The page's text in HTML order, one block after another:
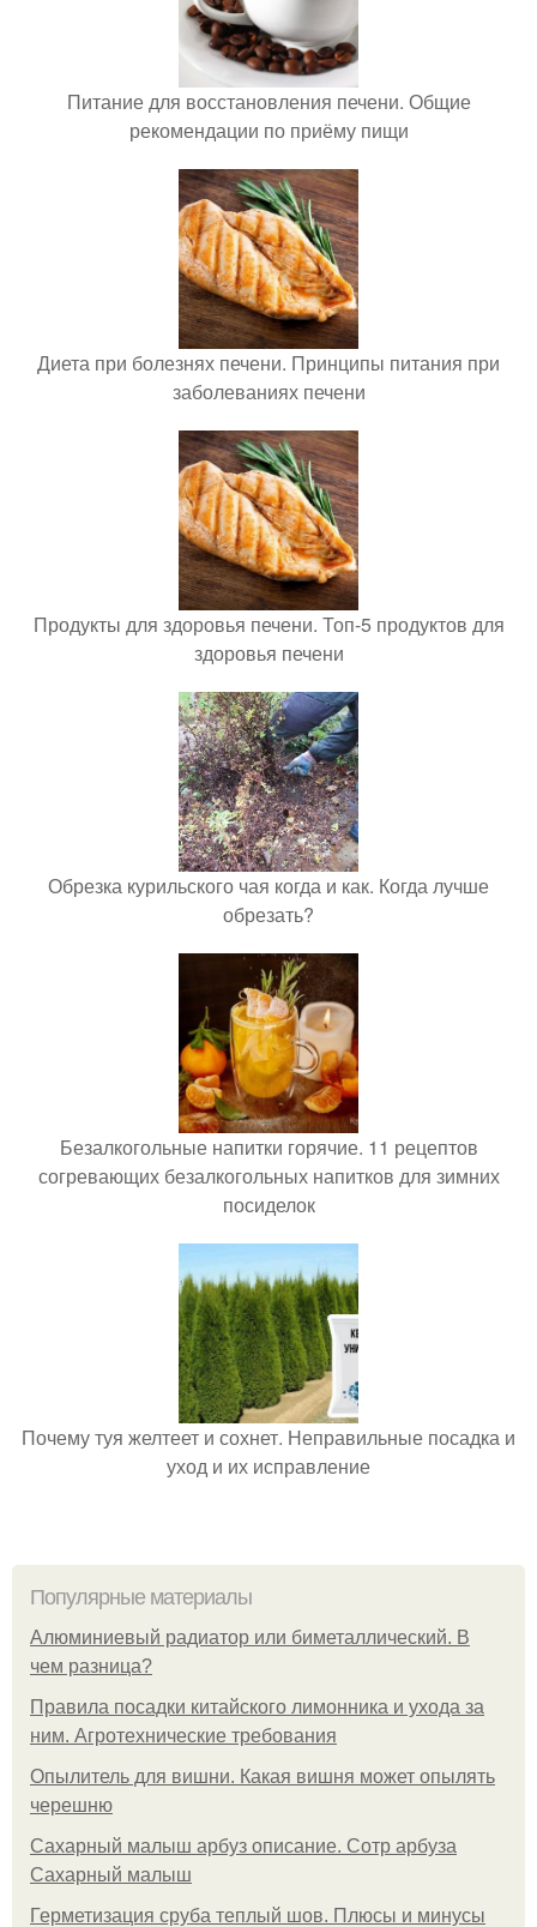
Питание для восстановления печени. Общие
рекомендации по приёму пищи
Диета при болезнях печени. Принципы питания при
заболеваниях печени
Продукты для здоровья печени. Топ-5 продуктов для
здоровья печени
Обрезка курильского чая когда и как. Когда лучше
обрезать?
Безалкогольные напитки горячие. 11 рецептов
согревающих безалкогольных напитков для зимних
посиделок
Почему туя желтеет и сохнет. Неправильные посадка и
уход и их исправление
Популярные материалы
Алюминиевый радиатор или биметаллический. В
чем разница?
Правила посадки китайского лимонника и ухода за
ним. Агротехнические требования
Опылитель для вишни. Какая вишня может опылять
черешню
Сахарный малыш арбуз описание. Сотр арбуза
Сахарный малыш
Герметизация сруба теплый шов. Плюсы и минусы